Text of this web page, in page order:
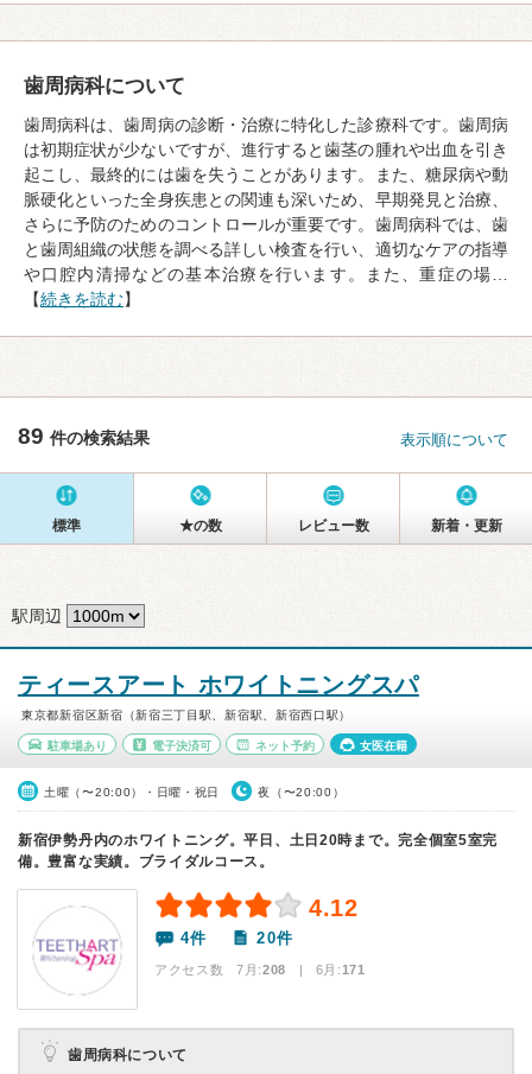
歯周病科について
歯周病科は、歯周病の診断・治療に特化した診療科です。歯周病
は初期症状が少ないですが、進行すると歯茎の腫れや出血を引き
起こし、最終的には歯を失うことがあります。また、糖尿病や動
脈硬化といった全身疾患との関連も深いため、早期発見と治療、
さらに予防のためのコントロールが重要です。歯周病科では、歯
と歯周組織の状態を調べる詳しい検査を行い、適切なケアの指導
や口腔内清掃などの基本治療を行います。また、重症の場…
【続きを読む】
89 件の検索結果 表示順について
標準 ★の数 レビュー数 新着・更新
駅周辺
ティースアート ホワイトニングスパ
東京都新宿区新宿（新宿三丁目駅、新宿駅、新宿西口駅）
駐車場あり 電子決済可 ネット予約 女医在籍
土曜（〜20:00）・日曜・祝日 夜（〜20:00）
新宿伊勢丹内のホワイトニング。平日、土日20時まで。完全個室5室完
備。豊富な実績。ブライダルコース。
4.12
4件 20件
アクセス数 7月:208 | 6月:171
歯周病科について